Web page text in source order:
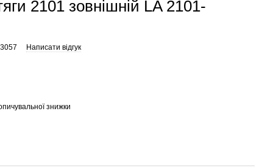
2101 зовнішній LA 2101-
Написати відгук
знижки